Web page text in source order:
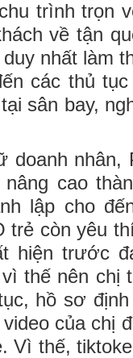
trình trọn
về tận
nhất làm
các thủ
sân bay,
nhân,
cao
lập cho
trẻ còn yêu
hiện trước
thế nên chị
hồ sơ
của chị
Vì thế,